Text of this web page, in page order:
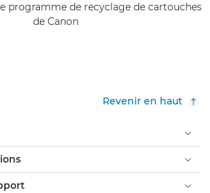
programme de recyclage de cartouches
de Canon
Revenir en haut